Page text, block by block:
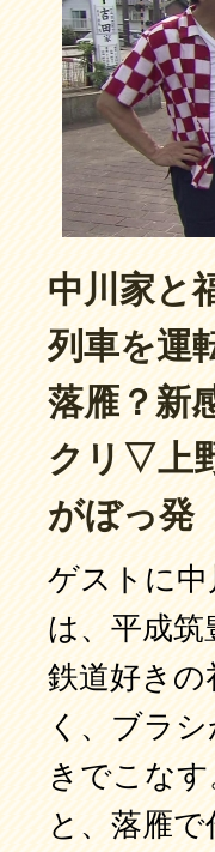
中川家と
列車を運
落雁？新
クリ▽上
がぼっ発
ゲストに
は、平成筑
鉄道好き
く、ブラ
きでこな
と、落雁